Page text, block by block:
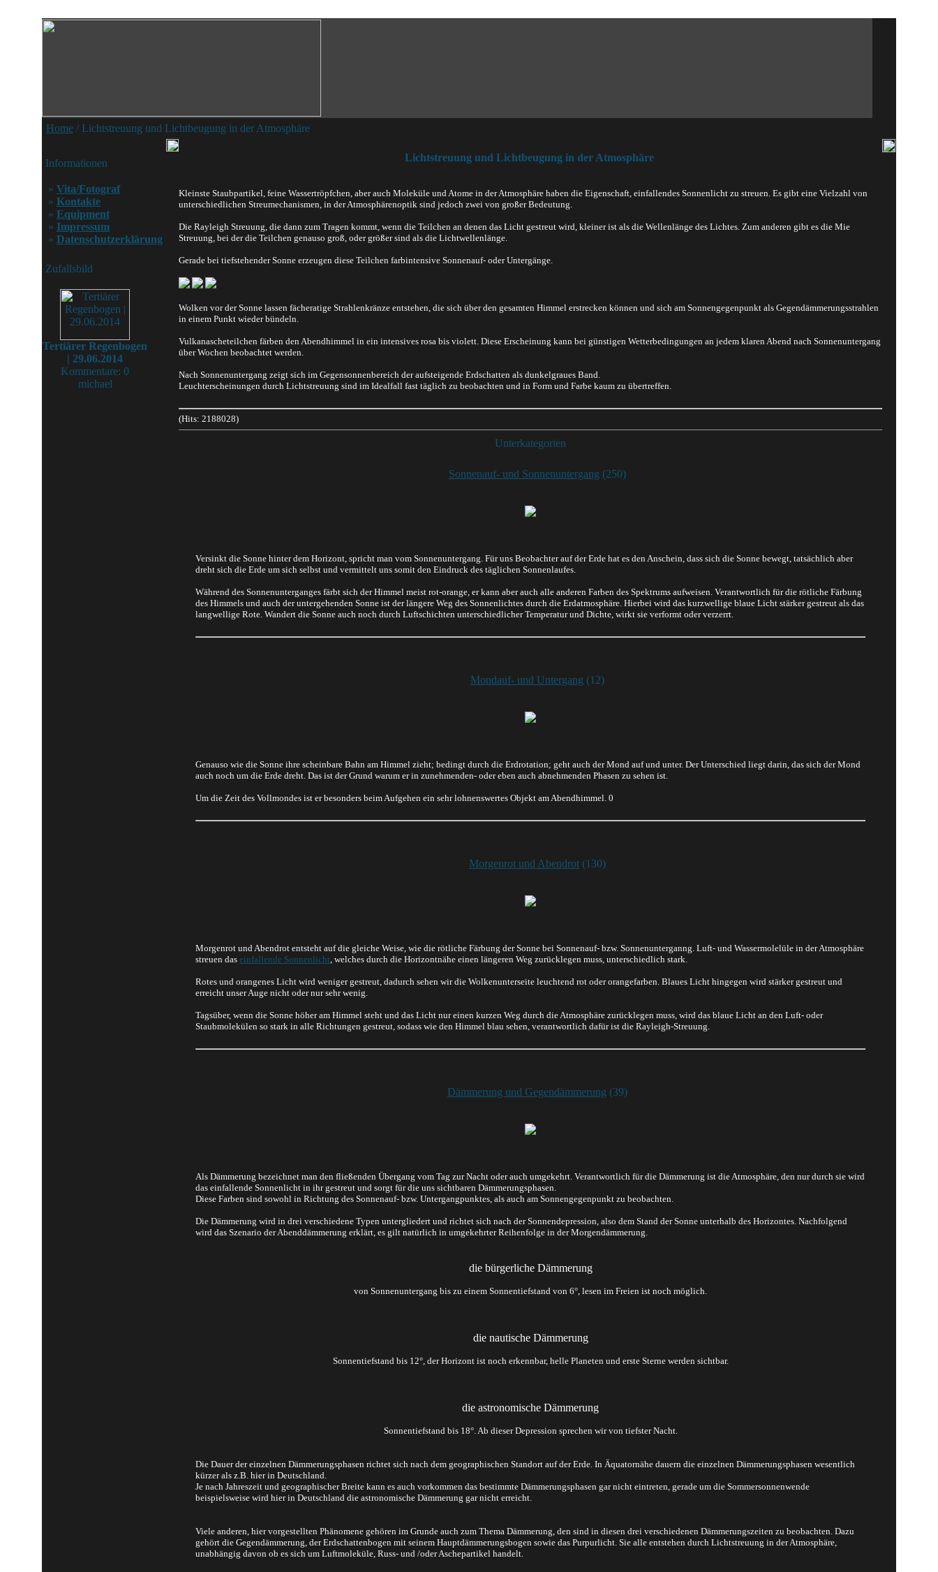
Home / Lichtstreuung und Lichtbeugung in der Atmosphäre
Informationen
» Vita/Fotograf
» Kontakte
» Equipment
» Impressum
» Datenschutzerklärung
Zufallsbild
Tertiärer Regenbogen
| 29.06.2014
Kommentare: 0
michael
Lichtstreuung und Lichtbeugung in der Atmosphäre
Kleinste Staubpartikel, feine Wassertröpfchen, aber auch Moleküle und Atome in der Atmosphäre haben die Eigenschaft, einfallendes Sonnenlicht zu streuen. Es gibt eine Vielzahl von
unterschiedlichen Streumechanismen, in der Atmosphärenoptik sind jedoch zwei von großer Bedeutung.
Die Rayleigh Streuung, die dann zum Tragen kommt, wenn die Teilchen an denen das Licht gestreut wird, kleiner ist als die Wellenlänge des Lichtes. Zum anderen gibt es die Mie
Streuung, bei der die Teilchen genauso groß, oder größer sind als die Lichtwellenlänge.
Gerade bei tiefstehender Sonne erzeugen diese Teilchen farbintensive Sonnenauf- oder Untergänge.
Wolken vor der Sonne lassen fächeratige Strahlenkränze entstehen, die sich über den gesamten Himmel erstrecken können und sich am Sonnengegenpunkt als Gegendämmerungsstrahlen
in einem Punkt wieder bündeln.
Vulkanascheteilchen färben den Abendhimmel in ein intensives rosa bis violett. Diese Erscheinung kann bei günstigen Wetterbedingungen an jedem klaren Abend nach Sonnenuntergang
über Wochen beobachtet werden.
Nach Sonnenuntergang zeigt sich im Gegensonnenbereich der aufsteigende Erdschatten als dunkelgraues Band.
Leuchterscheinungen durch Lichtstreuung sind im Idealfall fast täglich zu beobachten und in Form und Farbe kaum zu übertreffen.
(Hits: 2188028)
Unterkategorien
Sonnenauf- und Sonnenuntergang (250)
Versinkt die Sonne hinter dem Horizont, spricht man vom Sonnenuntergang. Für uns Beobachter auf der Erde hat es den Anschein, dass sich die Sonne bewegt, tatsächlich aber
dreht sich die Erde um sich selbst und vermittelt uns somit den Eindruck des täglichen Sonnenlaufes.
Während des Sonnenunterganges färbt sich der Himmel meist rot-orange, er kann aber auch alle anderen Farben des Spektrums aufweisen. Verantwortlich für die rötliche Färbung
des Himmels und auch der untergehenden Sonne ist der längere Weg des Sonnenlichtes durch die Erdatmosphäre. Hierbei wird das kurzwellige blaue Licht stärker gestreut als das
langwellige Rote. Wandert die Sonne auch noch durch Luftschichten unterschiedlicher Temperatur und Dichte, wirkt sie verformt oder verzerrt.
Mondauf- und Untergang (12)
Genauso wie die Sonne ihre scheinbare Bahn am Himmel zieht; bedingt durch die Erdrotation; geht auch der Mond auf und unter. Der Unterschied liegt darin, das sich der Mond
auch noch um die Erde dreht. Das ist der Grund warum er in zunehmenden- oder eben auch abnehmenden Phasen zu sehen ist.
Um die Zeit des Vollmondes ist er besonders beim Aufgehen ein sehr lohnenswertes Objekt am Abendhimmel. 0
Morgenrot und Abendrot (130)
Morgenrot und Abendrot entsteht auf die gleiche Weise, wie die rötliche Färbung der Sonne bei Sonnenauf- bzw. Sonnenunterganng. Luft- und Wassermolelüle in der Atmosphäre
streuen das einfallende Sonnenlicht, welches durch die Horizontnähe einen längeren Weg zurücklegen muss, unterschiedlich stark.
Rotes und orangenes Licht wird weniger gestreut, dadurch sehen wir die Wolkenunterseite leuchtend rot oder orangefarben. Blaues Licht hingegen wird stärker gestreut und
erreicht unser Auge nicht oder nur sehr wenig.
Tagsüber, wenn die Sonne höher am Himmel steht und das Licht nur einen kurzen Weg durch die Atmosphäre zurücklegen muss, wird das blaue Licht an den Luft- oder
Staubmolekülen so stark in alle Richtungen gestreut, sodass wie den Himmel blau sehen, verantwortlich dafür ist die Rayleigh-Streuung.
Dämmerung und Gegendämmerung (39)
Als Dämmerung bezeichnet man den fließenden Übergang vom Tag zur Nacht oder auch umgekehrt. Verantwortlich für die Dämmerung ist die Atmosphäre, den nur durch sie wird
das einfallende Sonnenlicht in ihr gestreut und sorgt für die uns sichtbaren Dämmerungsphasen.
Diese Farben sind sowohl in Richtung des Sonnenauf- bzw. Untergangpunktes, als auch am Sonnengegenpunkt zu beobachten.
Die Dämmerung wird in drei verschiedene Typen untergliedert und richtet sich nach der Sonnendepression, also dem Stand der Sonne unterhalb des Horizontes. Nachfolgend
wird das Szenario der Abenddämmerung erklärt, es gilt natürlich in umgekehrter Reihenfolge in der Morgendämmerung.
die bürgerliche Dämmerung
von Sonnenuntergang bis zu einem Sonnentiefstand von 6°, lesen im Freien ist noch möglich.
die nautische Dämmerung
Sonnentiefstand bis 12°, der Horizont ist noch erkennbar, helle Planeten und erste Sterne werden sichtbar.
die astronomische Dämmerung
Sonnentiefstand bis 18°. Ab dieser Depression sprechen wir von tiefster Nacht.
Die Dauer der einzelnen Dämmerungsphasen richtet sich nach dem geographischen Standort auf der Erde. In Äquatornähe dauern die einzelnen Dämmerungsphasen wesentlich
kürzer als z.B. hier in Deutschland.
Je nach Jahreszeit und geographischer Breite kann es auch vorkommen das bestimmte Dämmerungsphasen gar nicht eintreten, gerade um die Sommersonnenwende
beispielsweise wird hier in Deutschland die astronomische Dämmerung gar nicht erreicht.
Viele anderen, hier vorgestellten Phänomene gehören im Grunde auch zum Thema Dämmerung, den sind in diesen drei verschiedenen Dämmerungszeiten zu beobachten. Dazu
gehört die Gegendämmerung, der Erdschattenbogen mit seinem Hauptdämmerungsbogen sowie das Purpurlicht. Sie alle entstehen durch Lichtstreuung in der Atmosphäre,
unabhängig davon ob es sich um Luftmoleküle, Russ- und /oder Aschepartikel handelt.